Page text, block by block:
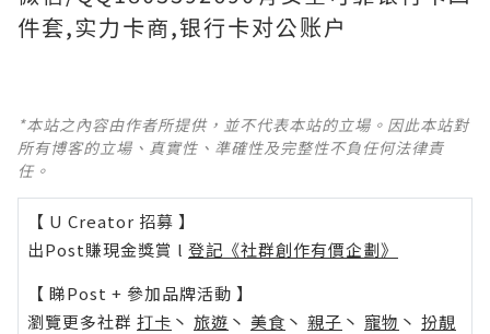
件套,实力卡商,银行卡对公账户
*本站之內容由作者所提供，並不代表本站的立場。因此本站對
所有博客的立場、真實性、準確性及完整性不負任何法律責
任。
【 U Creator 招募 】
出Post賺現金獎賞 l 登記《社群創作有價企劃》
【 睇Post + 參加品牌活動 】
瀏覽更多社群 打卡 丶 旅遊 丶 美食 丶 親子 丶 寵物 丶 扮靚